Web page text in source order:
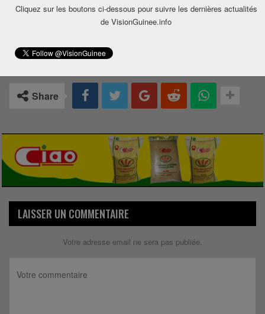
Share
LAISSER UN COMMENTAIRE
Votre adresse email ne sera pas publiée.
Cliquez sur les boutons ci-dessous pour suivre les dernières actualités
de VisionGuinee.info